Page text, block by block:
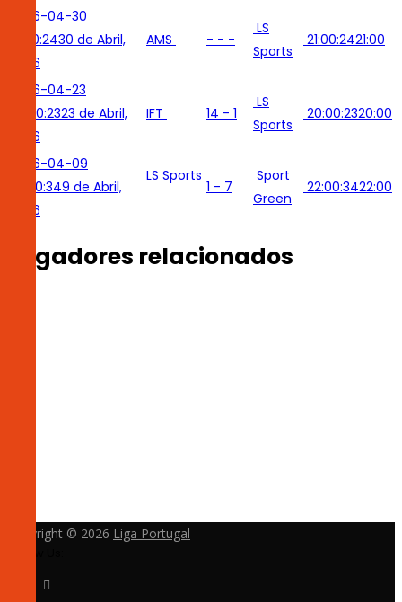
2026-04-30
21:00:2430 de Abril,
2026
AMS - - -
LS
Sports
21:00:2421:00
2026-04-23
20:00:2323 de Abril,
2026
IFT 14 - 1
LS
Sports
20:00:2320:00
2026-04-09
22:00:349 de Abril,
2026
LS Sports
1 - 7
Sport
Green
22:00:3422:00
Jogadores relacionados
Copyright © 2026 Liga Portugal